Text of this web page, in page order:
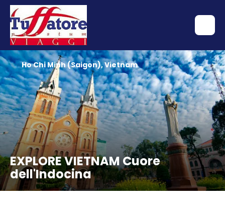
EXPLORE VIETNAM Cuore
dell'Indocina
Ho Chi Minh (Saigon), Vietnam